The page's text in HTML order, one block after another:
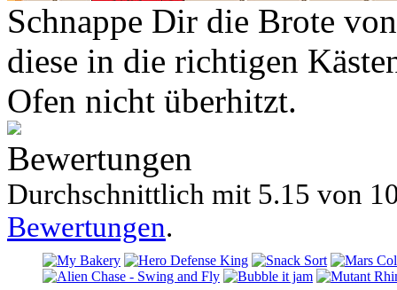
Schnappe Dir die Brote
diese in die richtigen
Ofen nicht überhitzt.
Bewertungen
Durchschnittlich mit 5.15 von
Bewertungen.